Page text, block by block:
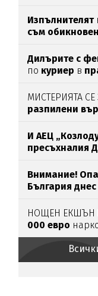
Изпълнителят
съм
Дилърите с
по куриер в
МИСТЕРИЯТА СЕ
разпилени
И АЕЦ
пресъхналия
Внимание!
България днес
НОЩЕН ЕКШЪН
000 евро
бясна гонка